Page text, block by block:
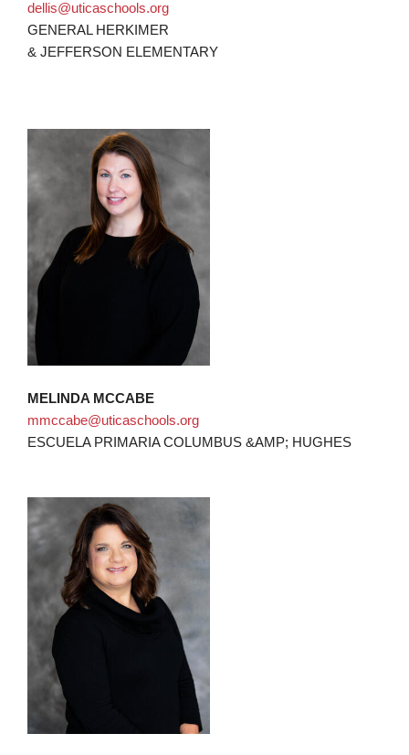
dellis@uticaschools.org
GENERAL HERKIMER
& JEFFERSON ELEMENTARY
MELINDA MCCABE
mmccabe@uticaschools.org
ESCUELA PRIMARIA COLUMBUS &AMP; HUGHES